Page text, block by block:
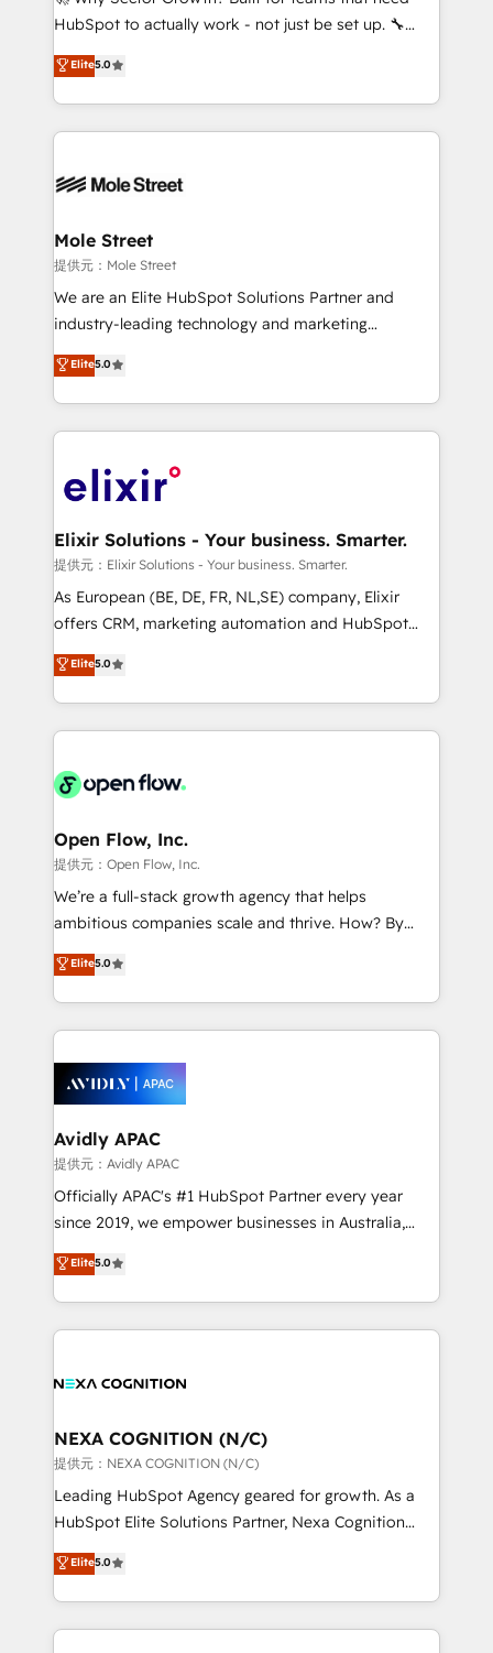
brands. You can see some of them on our website,
HubSpot to actually work - not just be set up. 🔧
HubSpot Experts: Onboarding, migrations,
automation, and training built for adoption. ⚡ Highly
Technical Execution: ERP, EMR and Custom
Integrations; complex builds delivered in weeks, not
workflows; automation agents; process optimization
Healthcare: HIPAA implementations; secure data
workflows 💼 Financial Services: compliant
workflows; audit-ready reporting ⚖️ Legal: client
intake; pipeline and document workflows 🛒 E-
revenue automation 🏢 Real Estate: deal pipelines;
portfolio and lifecycle management 🏭
HIPAA-aware; CASL-compliant; GDPR-ready
implementations where required 💡 Why 500+
built to scale.
Elite5.0
Mole Street
提供元：Mole Street
We are an Elite HubSpot Solutions Partner and
industry-leading technology and marketing
consultancy. Our focus is on enterprise and mid-
market B2B companies globally that want a strategic
approach to execute their goals through creative
applications of our solutions; Technical HubSpot
Design, Migrations + Integrations. Mole Street’s
greatness, which is achieved through creating
absolute clarity, derived from a well-defined
strategy, executed well, and reported on with clear
results. The culture is driven by core values; Joy, Grit,
Mindedness, and Clarity. We are driven to win for the
collective good of the company and its clientele, and
things are happening.
Elite5.0
Elixir Solutions - Your business. Smarter.
提供元：Elixir Solutions - Your business. Smarter.
As European (BE, DE, FR, NL,SE) company, Elixir
offers CRM, marketing automation and HubSpot
integration products and services to mid-market
and enterprise customers. We ensure that your sales,
service and marketing department operates in the
most effective way, while at the same time
integrated buyers journey. Elixir is located in
and Stockholm Elixir is a first mover and leader
when it comes to HubSpot sales and service
implementations, highly renowned for our business
acumen, process (re-)design experience and a
integrate HubSpot with complex solutions like SAP,
MicroSoft, custom solutions,... Our company also has
execution, CPQ, customer portals and HubSpot CMS
Elite5.0
Open Flow, Inc.
提供元：Open Flow, Inc.
We’re a full-stack growth agency that helps
ambitious companies scale and thrive. How? By
upgrading and streamlining every single revenue-
generating aspect of your business. We’re proud
HubSpot Elite Solutions Partners and devout CRM
nerds who can harness HubSpot’s custom digital
experience. Working hand-in-hand with your team,
we’ll assemble a RevOps machine that drives more
traffic, generates better leads and crushes your
revenue goals. We've worked with thousands of
HubSpot customers and we'd love to work with you
too! Clients come to us for: Advanced CRM solutions
HubSpot Data System Migrations between systems
to HubSpot New lead generation strategies Time-
Elite5.0
Avidly APAC
提供元：Avidly APAC
Officially APAC's #1 HubSpot Partner every year
since 2019, we empower businesses in Australia,
New Zealand, and globally to realise their full
potential through enterprise HubSpot CRM
implementation. And we deliver best practice across
the whole HubSpot platform, covering marketing,
all businesses, from start-up to Enterprise, and have
the world. Our human approach to digital
transformation is designed for businesses who want
to grow. And we're passionate about APAC
businesses leading the world in technology, agility
record migrating businesses from CRM & Marketing
Platforms such as Salesforce, Dynamics, Pipedrive,
Elite5.0
NEXA COGNITION (N/C)
提供元：NEXA COGNITION (N/C)
Leading HubSpot Agency geared for growth. As a
HubSpot Elite Solutions Partner, Nexa Cognition
ranks in the top 1% of global HubSpot Partners and
has been one of the longest-standing partners since
2012. We empower businesses to harness the full
potential of HubSpot by combining strategic
Elite5.0